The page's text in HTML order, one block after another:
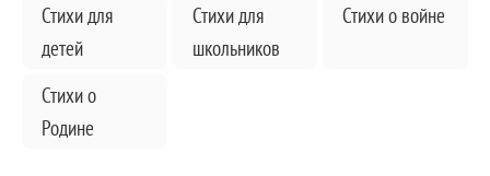
Стихи для
детей
Стихи для
школьников
Стихи о войне
Стихи о
Родине